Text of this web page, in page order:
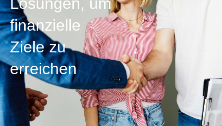
finanzielle
Ziele zu
erreichen